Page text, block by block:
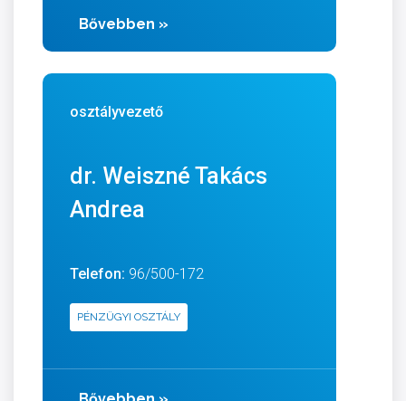
Bővebben »
osztályvezető
dr. Weiszné Takács
Andrea
Telefon: 96/500-172
PÉNZÜGYI OSZTÁLY